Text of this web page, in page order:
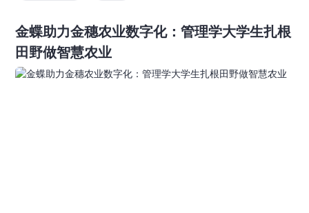
金蝶助力金穗农业数字化：管理学大学生扎根
田野做智慧农业